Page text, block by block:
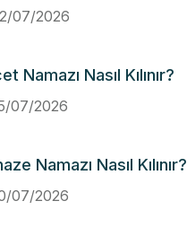
07/2026
Namazı Nasıl Kılınır?
07/2026
Namazı Nasıl Kılınır?
07/2026